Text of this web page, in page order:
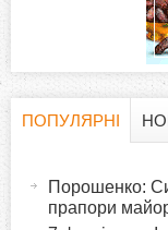
і
н
и
ПОПУЛЯРНІ
Порошенко:
прапори